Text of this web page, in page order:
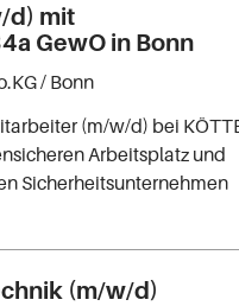
d) mit
GewO in Bonn
/ Bonn
(m/w/d) bei
Arbeitsplatz und
Sicherheitsunternehmen
(m/w/d)